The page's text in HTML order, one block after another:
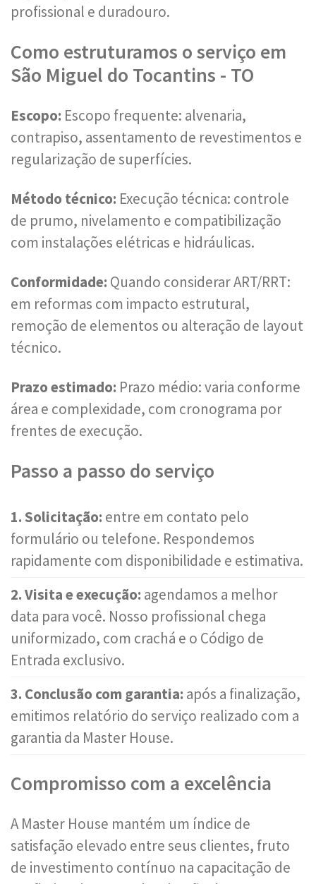
profissional e duradouro.
Como estruturamos o serviço em
São Miguel do Tocantins - TO
Escopo: Escopo frequente: alvenaria,
contrapiso, assentamento de revestimentos e
regularização de superfícies.
Método técnico: Execução técnica: controle
de prumo, nivelamento e compatibilização
com instalações elétricas e hidráulicas.
Conformidade: Quando considerar ART/RRT:
em reformas com impacto estrutural,
remoção de elementos ou alteração de layout
técnico.
Prazo estimado: Prazo médio: varia conforme
área e complexidade, com cronograma por
frentes de execução.
Passo a passo do serviço
1. Solicitação: entre em contato pelo
formulário ou telefone. Respondemos
rapidamente com disponibilidade e estimativa.
2. Visita e execução: agendamos a melhor
data para você. Nosso profissional chega
uniformizado, com crachá e o Código de
Entrada exclusivo.
3. Conclusão com garantia: após a finalização,
emitimos relatório do serviço realizado com a
garantia da Master House.
Compromisso com a excelência
A Master House mantém um índice de
satisfação elevado entre seus clientes, fruto
de investimento contínuo na capacitação de